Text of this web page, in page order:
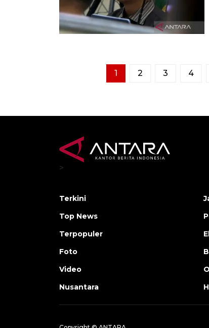
1 2 3 4
>
Terkini
Top News
Terpopuler
Foto
Video
Nusantara